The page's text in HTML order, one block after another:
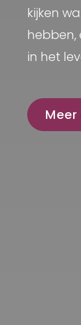
kijken
hebben,
in het